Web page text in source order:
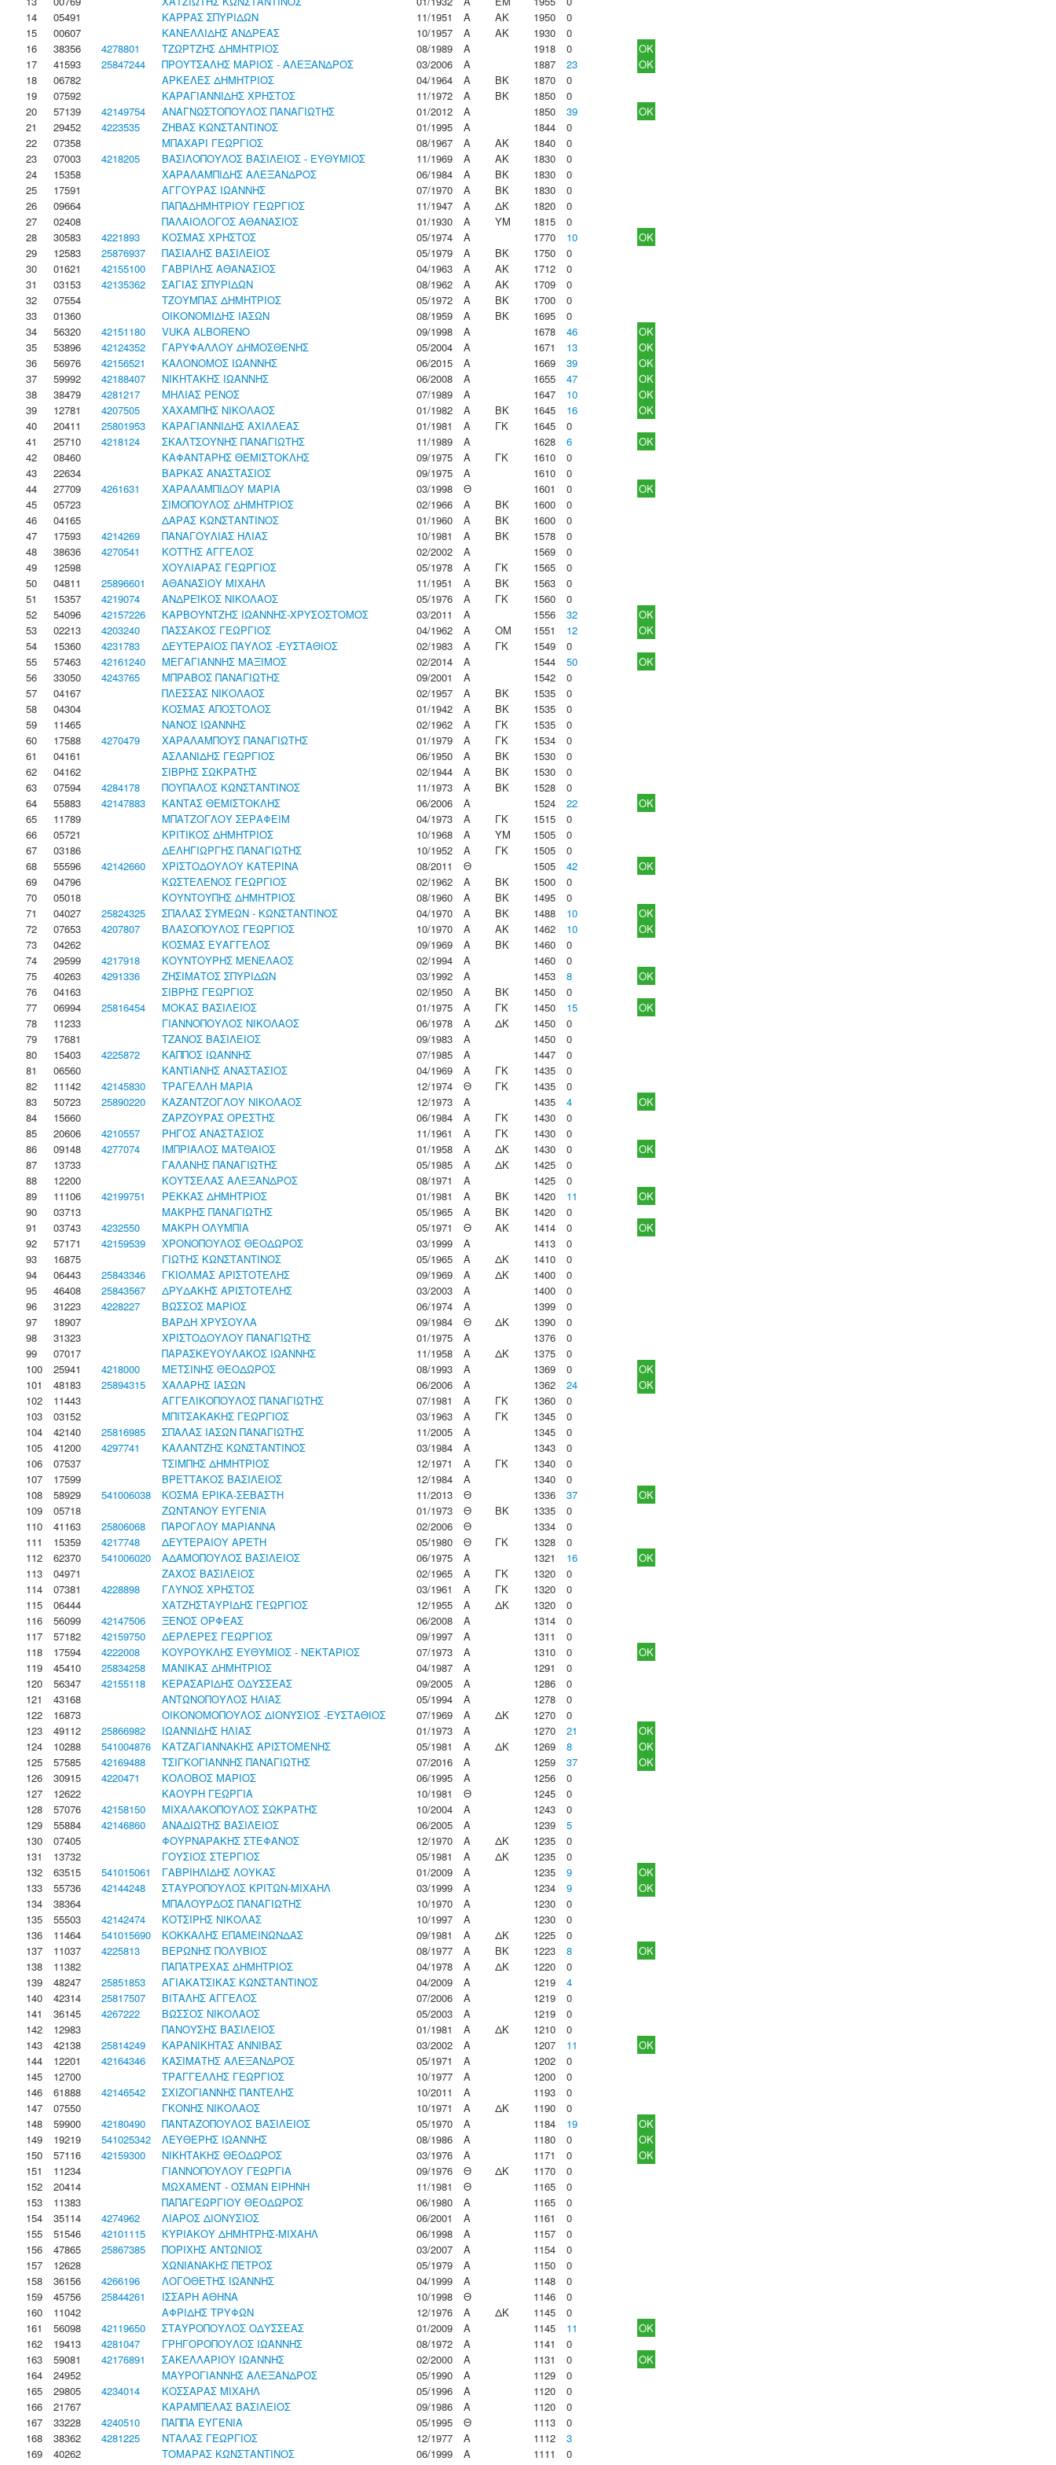
14
05491 ΚΑΡΡΑΣ ΣΠΥΡΙΔΩΝ 11/1951 Α ΑΚ 1950
0
15
00607 ΚΑΝΕΛΛΙΔΗΣ ΑΝΔΡΕΑΣ 10/1957 Α ΑΚ 1930
0
16
38356 4278801 ΤΖΩΡΤΖΗΣ ΔΗΜΗΤΡΙΟΣ 08/1989 Α 1918 0
OK
17
41593 25847244 ΠΡΟΥΤΣΑΛΗΣ ΜΑΡΙΟΣ - ΑΛΕΞΑΝΔΡΟΣ 03/2006 Α 1887 23
OK
18
06782 ΑΡΚΕΛΕΣ ΔΗΜΗΤΡΙΟΣ 04/1964 Α ΒΚ 1870
0
19
07592 ΚΑΡΑΓΙΑΝΝΙΔΗΣ ΧΡΗΣΤΟΣ 11/1972 Α ΒΚ 1850
0
20
57139 42149754 ΑΝΑΓΝΩΣΤΟΠΟΥΛΟΣ ΠΑΝΑΓΙΩΤΗΣ 01/2012 Α 1850 39
OK
21
29452 4223535 ΖΗΒΑΣ ΚΩΝΣΤΑΝΤΙΝΟΣ 01/1995 Α 1844
0
22
07358 ΜΠΑΧΑΡΙ ΓΕΩΡΓΙΟΣ 08/1967 Α ΑΚ 1840
0
23
07003 4218205 ΒΑΣΙΛΟΠΟΥΛΟΣ ΒΑΣΙΛΕΙΟΣ - ΕΥΘΥΜΙΟΣ 11/1969 Α ΑΚ 1830
0
24
15358 ΧΑΡΑΛΑΜΠΙΔΗΣ ΑΛΕΞΑΝΔΡΟΣ 06/1984 Α ΒΚ 1830
0
25
17591 ΑΓΓΟΥΡΑΣ ΙΩΑΝΝΗΣ 07/1970 Α ΒΚ 1830
0
26
09664 ΠΑΠΑΔΗΜΗΤΡΙΟΥ ΓΕΩΡΓΙΟΣ 11/1947 Α ΔΚ 1820
0
27
02408 ΠΑΛΑΙΟΛΟΓΟΣ ΑΘΑΝΑΣΙΟΣ 01/1930 Α ΥΜ 1815
0
28
30583 4221893 ΚΟΣΜΑΣ ΧΡΗΣΤΟΣ 05/1974 Α 1770 10
OK
29
12583 25876937 ΠΑΣΙΑΛΗΣ ΒΑΣΙΛΕΙΟΣ 05/1979 Α ΒΚ 1750
0
30
01621 42155100 ΓΑΒΡΙΛΗΣ ΑΘΑΝΑΣΙΟΣ 04/1963 Α ΑΚ 1712
0
31
03153 42135362 ΣΑΓΙΑΣ ΣΠΥΡΙΔΩΝ 08/1962 Α ΑΚ 1709
0
32
07554 ΤΖΟΥΜΠΑΣ ΔΗΜΗΤΡΙΟΣ 05/1972 Α ΒΚ 1700
0
33
01360 ΟΙΚΟΝΟΜΙΔΗΣ ΙΑΣΩΝ 08/1959 Α ΒΚ 1695
0
34
56320 42151180 VUKA ALBORENO 09/1998 Α 1678 46
OK
35
53896 42124352 ΓΑΡΥΦΑΛΛΟΥ ΔΗΜΟΣΘΕΝΗΣ 05/2004 Α 1671 13
OK
36
56976 42156521 ΚΑΛΟΝΟΜΟΣ ΙΩΑΝΝΗΣ 06/2015 Α 1669 39
OK
37
59992 42188407 ΝΙΚΗΤΑΚΗΣ ΙΩΑΝΝΗΣ 06/2008 Α 1655 47
OK
38
38479 4281217 ΜΗΛΙΑΣ ΡΕΝΟΣ 07/1989 Α 1647 10
OK
39
12781 4207505 ΧΑΧΑΜΠΗΣ ΝΙΚΟΛΑΟΣ 01/1982 Α ΒΚ 1645 16
OK
40
20411 25801953 ΚΑΡΑΓΙΑΝΝΙΔΗΣ ΑΧΙΛΛΕΑΣ 01/1981 Α ΓΚ 1645
0
41
25710 4218124 ΣΚΑΛΤΣΟΥΝΗΣ ΠΑΝΑΓΙΩΤΗΣ 11/1989 Α 1628 6
OK
42
08460 ΚΑΦΑΝΤΑΡΗΣ ΘΕΜΙΣΤΟΚΛΗΣ 09/1975 Α ΓΚ 1610
0
43
22634 ΒΑΡΚΑΣ ΑΝΑΣΤΑΣΙΟΣ 09/1975 Α 1610
0
44
27709 4261631 ΧΑΡΑΛΑΜΠΙΔΟΥ ΜΑΡΙΑ 03/1998 Θ 1601 0
OK
45
05723 ΣΙΜΟΠΟΥΛΟΣ ΔΗΜΗΤΡΙΟΣ 02/1966 Α ΒΚ 1600
0
46
04165 ΔΑΡΑΣ ΚΩΝΣΤΑΝΤΙΝΟΣ 01/1960 Α ΒΚ 1600
0
47
17593 4214269 ΠΑΝΑΓΟΥΛΙΑΣ ΗΛΙΑΣ 10/1981 Α ΒΚ 1578
0
48
38636 4270541 ΚΟΤΤΗΣ ΑΓΓΕΛΟΣ 02/2002 Α 1569
0
49
12598 ΧΟΥΛΙΑΡΑΣ ΓΕΩΡΓΙΟΣ 05/1978 Α ΓΚ 1565
0
50
04811 25896601 ΑΘΑΝΑΣΙΟΥ ΜΙΧΑΗΛ 11/1951 Α ΒΚ 1563
0
51
15357 4219074 ΑΝΔΡΕΪΚΟΣ ΝΙΚΟΛΑΟΣ 05/1976 Α ΓΚ 1560
0
52
54096 42157226 ΚΑΡΒΟΥΝΤΖΗΣ ΙΩΑΝΝΗΣ-ΧΡΥΣΟΣΤΟΜΟΣ 03/2011 Α 1556 32
OK
53
02213 4203240 ΠΑΣΣΑΚΟΣ ΓΕΩΡΓΙΟΣ 04/1962 Α ΟΜ 1551 12
OK
54
15360 4231783 ΔΕΥΤΕΡΑΙΟΣ ΠΑΥΛΟΣ -ΕΥΣΤΑΘΙΟΣ 02/1983 Α ΓΚ 1549
0
55
57463 42161240 ΜΕΓΑΓΙΑΝΝΗΣ ΜΑΞΙΜΟΣ 02/2014 Α 1544 50
OK
56
33050 4243765 ΜΠΡΑΒΟΣ ΠΑΝΑΓΙΩΤΗΣ 09/2001 Α 1542
0
57
04167 ΠΛΕΣΣΑΣ ΝΙΚΟΛΑΟΣ 02/1957 Α ΒΚ 1535
0
58
04304 ΚΟΣΜΑΣ ΑΠΟΣΤΟΛΟΣ 01/1942 Α ΒΚ 1535
0
59
11465 ΝΑΝΟΣ ΙΩΑΝΝΗΣ 02/1962 Α ΓΚ 1535
0
60
17588 4270479 ΧΑΡΑΛΑΜΠΟΥΣ ΠΑΝΑΓΙΩΤΗΣ 01/1979 Α ΓΚ 1534
0
61
04161 ΑΣΛΑΝΙΔΗΣ ΓΕΩΡΓΙΟΣ 06/1950 Α ΒΚ 1530
0
62
04162 ΣΙΒΡΗΣ ΣΩΚΡΑΤΗΣ 02/1944 Α ΒΚ 1530
0
63
07594 4284178 ΠΟΥΠΑΛΟΣ ΚΩΝΣΤΑΝΤΙΝΟΣ 11/1973 Α ΒΚ 1528
0
64
55883 42147883 ΚΑΝΤΑΣ ΘΕΜΙΣΤΟΚΛΗΣ 06/2006 Α 1524 22
OK
65
11789 ΜΠΑΤΖΟΓΛΟΥ ΣΕΡΑΦΕΙΜ 04/1973 Α ΓΚ 1515
0
66
05721 ΚΡΙΤΙΚΟΣ ΔΗΜΗΤΡΙΟΣ 10/1968 Α ΥΜ 1505
0
67
03186 ΔΕΛΗΓΙΩΡΓΗΣ ΠΑΝΑΓΙΩΤΗΣ 10/1952 Α ΓΚ 1505
0
68
55596 42142660 ΧΡΙΣΤΟΔΟΥΛΟΥ ΚΑΤΕΡΙΝΑ 08/2011 Θ 1505 42
OK
69
04796 ΚΩΣΤΕΛΕΝΟΣ ΓΕΩΡΓΙΟΣ 02/1962 Α ΒΚ 1500
0
70
05018 ΚΟΥΝΤΟΥΠΗΣ ΔΗΜΗΤΡΙΟΣ 08/1960 Α ΒΚ 1495
0
71
04027 25824325 ΣΠΑΛΑΣ ΣΥΜΕΩΝ - ΚΩΝΣΤΑΝΤΙΝΟΣ 04/1970 Α ΒΚ 1488 10
OK
72
07653 4207807 ΒΛΑΣΟΠΟΥΛΟΣ ΓΕΩΡΓΙΟΣ 10/1970 Α ΑΚ 1462 10
OK
73
04262 ΚΟΣΜΑΣ ΕΥΑΓΓΕΛΟΣ 09/1969 Α ΒΚ 1460
0
74
29599 4217918 ΚΟΥΝΤΟΥΡΗΣ ΜΕΝΕΛΑΟΣ 02/1994 Α 1460
0
75
40263 4291336 ΖΗΣΙΜΑΤΟΣ ΣΠΥΡΙΔΩΝ 03/1992 Α 1453 8
OK
76
04163 ΣΙΒΡΗΣ ΓΕΩΡΓΙΟΣ 02/1950 Α ΒΚ 1450
0
77
06994 25816454 ΜΟΚΑΣ ΒΑΣΙΛΕΙΟΣ 01/1975 Α ΓΚ 1450 15
OK
78
11233 ΓΙΑΝΝΟΠΟΥΛΟΣ ΝΙΚΟΛΑΟΣ 06/1978 Α ΔΚ 1450
0
79
17681 ΤΖΑΝΟΣ ΒΑΣΙΛΕΙΟΣ 09/1983 Α 1450
0
80
15403 4225872 ΚΑΠΠΟΣ ΙΩΑΝΝΗΣ 07/1985 Α 1447
0
81
06560 ΚΑΝΤΙΑΝΗΣ ΑΝΑΣΤΑΣΙΟΣ 04/1969 Α ΓΚ 1435
0
82
11142 42145830 ΤΡΑΓΕΛΛΗ ΜΑΡΙΑ 12/1974 Θ ΓΚ 1435
0
83
50723 25890220 ΚΑΖΑΝΤΖΟΓΛΟΥ ΝΙΚΟΛΑΟΣ 12/1973 Α 1435 4
OK
84
15660 ΖΑΡΖΟΥΡΑΣ ΟΡΕΣΤΗΣ 06/1984 Α ΓΚ 1430
0
85
20606 4210557 ΡΗΓΟΣ ΑΝΑΣΤΑΣΙΟΣ 11/1961 Α ΓΚ 1430
0
86
09148 4277074 ΙΜΠΡΙΑΛΟΣ ΜΑΤΘΑΙΟΣ 01/1958 Α ΔΚ 1430 0
OK
87
13733 ΓΑΛΑΝΗΣ ΠΑΝΑΓΙΩΤΗΣ 05/1985 Α ΔΚ 1425
0
88
12200 ΚΟΥΤΣΕΛΑΣ ΑΛΕΞΑΝΔΡΟΣ 08/1971 Α 1425
0
89
11106 42199751 ΡΕΚΚΑΣ ΔΗΜΗΤΡΙΟΣ 01/1981 Α ΒΚ 1420 11
OK
90
03713 ΜΑΚΡΗΣ ΠΑΝΑΓΙΩΤΗΣ 05/1965 Α ΒΚ 1420
0
91
03743 4232550 ΜΑΚΡΗ ΟΛΥΜΠΙΑ 05/1971 Θ ΑΚ 1414 0
OK
92
57171 42159539 ΧΡΟΝΟΠΟΥΛΟΣ ΘΕΟΔΩΡΟΣ 03/1999 Α 1413
0
93
16875 ΓΙΩΤΗΣ ΚΩΝΣΤΑΝΤΙΝΟΣ 05/1965 Α ΔΚ 1410
0
94
06443 25843346 ΓΚΙΟΛΜΑΣ ΑΡΙΣΤΟΤΕΛΗΣ 09/1969 Α ΔΚ 1400
0
95
46408 25843567 ΔΡΥΔΑΚΗΣ ΑΡΙΣΤΟΤΕΛΗΣ 03/2003 Α 1400
0
96
31223 4228227 ΒΩΣΣΟΣ ΜΑΡΙΟΣ 06/1974 Α 1399
0
97
18907 ΒΑΡΔΗ ΧΡΥΣΟΥΛΑ 09/1984 Θ ΔΚ 1390
0
98
31323 ΧΡΙΣΤΟΔΟΥΛΟΥ ΠΑΝΑΓΙΩΤΗΣ 01/1975 Α 1376
0
99
07017 ΠΑΡΑΣΚΕΥΟΥΛΑΚΟΣ ΙΩΑΝΝΗΣ 11/1958 Α ΔΚ 1375
0
100
25941 4218000 ΜΕΤΣΙΝΗΣ ΘΕΟΔΩΡΟΣ 08/1993 Α 1369 0
OK
101
48183 25894315 ΧΑΛΑΡΗΣ ΙΑΣΩΝ 06/2006 Α 1362 24
OK
102
11443 ΑΓΓΕΛΙΚΟΠΟΥΛΟΣ ΠΑΝΑΓΙΩΤΗΣ 07/1981 Α ΓΚ 1360
0
103
03152 ΜΠΙΤΣΑΚΑΚΗΣ ΓΕΩΡΓΙΟΣ 03/1963 Α ΓΚ 1345
0
104
42140 25816985 ΣΠΑΛΑΣ ΙΑΣΩΝ ΠΑΝΑΓΙΩΤΗΣ 11/2005 Α 1345
0
105
41200 4297741 ΚΑΛΑΝΤΖΗΣ ΚΩΝΣΤΑΝΤΙΝΟΣ 03/1984 Α 1343
0
106
07537 ΤΣΙΜΠΗΣ ΔΗΜΗΤΡΙΟΣ 12/1971 Α ΓΚ 1340
0
107
17599 ΒΡΕΤΤΑΚΟΣ ΒΑΣΙΛΕΙΟΣ 12/1984 Α 1340
0
108
58929 541006038 ΚΟΣΜΑ ΕΡΙΚΑ-ΣΕΒΑΣΤΗ 11/2013 Θ 1336 37
OK
109
05718 ΖΩΝΤΑΝΟΥ ΕΥΓΕΝΙΑ 01/1973 Θ ΒΚ 1335
0
110
41163 25806068 ΠΑΡΟΓΛΟΥ ΜΑΡΙΑΝΝΑ 02/2006 Θ 1334
0
111
15359 4217748 ΔΕΥΤΕΡΑΙΟΥ ΑΡΕΤΗ 05/1980 Θ ΓΚ 1328
0
112
62370 541006020 ΑΔΑΜΟΠΟΥΛΟΣ ΒΑΣΙΛΕΙΟΣ 06/1975 Α 1321 16
OK
113
04971 ΖΑΧΟΣ ΒΑΣΙΛΕΙΟΣ 02/1965 Α ΓΚ 1320
0
114
07381 4228898 ΓΛΥΝΟΣ ΧΡΗΣΤΟΣ 03/1961 Α ΓΚ 1320
0
115
06444 ΧΑΤΖΗΣΤΑΥΡΙΔΗΣ ΓΕΩΡΓΙΟΣ 12/1955 Α ΔΚ 1320
0
116
56099 42147506 ΞΕΝΟΣ ΟΡΦΕΑΣ 06/2008 Α 1314
0
117
57182 42159750 ΔΕΡΛΕΡΕΣ ΓΕΩΡΓΙΟΣ 09/1997 Α 1311
0
118
17594 4222008 ΚΟΥΡΟΥΚΛΗΣ ΕΥΘΥΜΙΟΣ - ΝΕΚΤΑΡΙΟΣ 07/1973 Α 1310 0
OK
119
45410 25834258 ΜΑΝΙΚΑΣ ΔΗΜΗΤΡΙΟΣ 04/1987 Α 1291
0
120
56347 42155118 ΚΕΡΑΣΑΡΙΔΗΣ ΟΔΥΣΣΕΑΣ 09/2005 Α 1286
0
121
43168 ΑΝΤΩΝΟΠΟΥΛΟΣ ΗΛΙΑΣ 05/1994 Α 1278
0
122
16873 ΟΙΚΟΝΟΜΟΠΟΥΛΟΣ ΔΙΟΝΥΣΙΟΣ -ΕΥΣΤΑΘΙΟΣ 07/1969 Α ΔΚ 1270
0
123
49112 25866982 ΙΩΑΝΝΙΔΗΣ ΗΛΙΑΣ 01/1973 Α 1270 21
OK
124
10288 541004876 ΚΑΤΖΑΓΙΑΝΝΑΚΗΣ ΑΡΙΣΤΟΜΕΝΗΣ 05/1981 Α ΔΚ 1269 8
OK
125
57585 42169488 ΤΣΙΓΚΟΓΙΑΝΝΗΣ ΠΑΝΑΓΙΩΤΗΣ 07/2016 Α 1259 37
OK
126
30915 4220471 ΚΟΛΟΒΟΣ ΜΑΡΙΟΣ 06/1995 Α 1256
0
127
12622 ΚΑΟΥΡΗ ΓΕΩΡΓΙΑ 10/1981 Θ 1245
0
128
57076 42158150 ΜΙΧΑΛΑΚΟΠΟΥΛΟΣ ΣΩΚΡΑΤΗΣ 10/2004 Α 1243
0
129
55884 42146860 ΑΝΑΔΙΩΤΗΣ ΒΑΣΙΛΕΙΟΣ 06/2005 Α 1239
5
130
07405 ΦΟΥΡΝΑΡΑΚΗΣ ΣΤΕΦΑΝΟΣ 12/1970 Α ΔΚ 1235
0
131
13732 ΓΟΥΣΙΟΣ ΣΤΕΡΓΙΟΣ 05/1981 Α ΔΚ 1235
0
132
63515 541015061 ΓΑΒΡΙΗΛΙΔΗΣ ΛΟΥΚΑΣ 01/2009 Α 1235 9
OK
133
55736 42144248 ΣΤΑΥΡΟΠΟΥΛΟΣ ΚΡΙΤΩΝ-ΜΙΧΑΗΛ 03/1999 Α 1234 9
OK
134
38364 ΜΠΑΛΟΥΡΔΟΣ ΠΑΝΑΓΙΩΤΗΣ 10/1970 Α 1230
0
135
55503 42142474 ΚΟΤΣΙΡΗΣ ΝΙΚΟΛΑΣ 10/1997 Α 1230
0
136
11464 541015690 ΚΟΚΚΑΛΗΣ ΕΠΑΜΕΙΝΩΝΔΑΣ 09/1981 Α ΔΚ 1225
0
137
11037 4225813 ΒΕΡΩΝΗΣ ΠΟΛΥΒΙΟΣ 08/1977 Α ΒΚ 1223 8
OK
138
11382 ΠΑΠΑΤΡΕΧΑΣ ΔΗΜΗΤΡΙΟΣ 04/1978 Α ΔΚ 1220
0
139
48247 25851853 ΑΓΙΑΚΑΤΣΙΚΑΣ ΚΩΝΣΤΑΝΤΙΝΟΣ 04/2009 Α 1219
4
140
42314 25817507 ΒΙΤΑΛΗΣ ΑΓΓΕΛΟΣ 07/2006 Α 1219
0
141
36145 4267222 ΒΩΣΣΟΣ ΝΙΚΟΛΑΟΣ 05/2003 Α 1219
0
142
12983 ΠΑΝΟΥΣΗΣ ΒΑΣΙΛΕΙΟΣ 01/1981 Α ΔΚ 1210
0
143
42138 25814249 ΚΑΡΑΝΙΚΗΤΑΣ ΑΝΝΙΒΑΣ 03/2002 Α 1207 11
OK
144
12201 42164346 ΚΑΣΙΜΑΤΗΣ ΑΛΕΞΑΝΔΡΟΣ 05/1971 Α 1202
0
145
12700 ΤΡΑΓΓΕΛΛΗΣ ΓΕΩΡΓΙΟΣ 10/1977 Α 1200
0
146
61888 42146542 ΣΧΙΖΟΓΙΑΝΝΗΣ ΠΑΝΤΕΛΗΣ 10/2011 Α 1193
0
147
07550 ΓΚΟΝΗΣ ΝΙΚΟΛΑΟΣ 10/1971 Α ΔΚ 1190
0
148
59900 42180490 ΠΑΝΤΑΖΟΠΟΥΛΟΣ ΒΑΣΙΛΕΙΟΣ 05/1970 Α 1184 19
OK
149
19219 541025342 ΛΕΥΘΕΡΗΣ ΙΩΑΝΝΗΣ 08/1986 Α 1180 0
OK
150
57116 42159300 ΝΙΚΗΤΑΚΗΣ ΘΕΟΔΩΡΟΣ 03/1976 Α 1171 0
OK
151
11234 ΓΙΑΝΝΟΠΟΥΛΟΥ ΓΕΩΡΓΙΑ 09/1976 Θ ΔΚ 1170
0
152
20414 ΜΩΧΑΜΕΝΤ - ΟΣΜΑΝ ΕΙΡΗΝΗ 11/1981 Θ 1165
0
153
11383 ΠΑΠΑΓΕΩΡΓΙΟΥ ΘΕΟΔΩΡΟΣ 06/1980 Α 1165
0
154
35114 4274962 ΛΙΑΡΟΣ ΔΙΟΝΥΣΙΟΣ 06/2001 Α 1161
0
155
51546 42101115 ΚΥΡΙΑΚΟΥ ΔΗΜΗΤΡΗΣ-ΜΙΧΑΗΛ 06/1998 Α 1157
0
156
47865 25867385 ΠΟΡΙΧΗΣ ΑΝΤΩΝΙΟΣ 03/2007 Α 1154
0
157
12628 ΧΩΝΙΑΝΑΚΗΣ ΠΕΤΡΟΣ 05/1979 Α 1150
0
158
36156 4266196 ΛΟΓΟΘΕΤΗΣ ΙΩΑΝΝΗΣ 04/1999 Α 1148
0
159
45756 25844261 ΙΣΣΑΡΗ ΑΘΗΝΑ 10/1998 Θ 1146
0
160
11042 ΑΦΡΙΔΗΣ ΤΡΥΦΩΝ 12/1976 Α ΔΚ 1145
0
161
56098 42119650 ΣΤΑΥΡΟΠΟΥΛΟΣ ΟΔΥΣΣΕΑΣ 01/2009 Α 1145 11
OK
162
19413 4281047 ΓΡΗΓΟΡΟΠΟΥΛΟΣ ΙΩΑΝΝΗΣ 08/1972 Α 1141
0
163
59081 42176891 ΣΑΚΕΛΛΑΡΙΟΥ ΙΩΑΝΝΗΣ 02/2000 Α 1131 0
OK
164
24952 ΜΑΥΡΟΓΙΑΝΝΗΣ ΑΛΕΞΑΝΔΡΟΣ 05/1990 Α 1129
0
165
29805 4234014 ΚΟΣΣΑΡΑΣ ΜΙΧΑΗΛ 05/1996 Α 1120
0
166
21767 ΚΑΡΑΜΠΕΛΑΣ ΒΑΣΙΛΕΙΟΣ 09/1986 Α 1120
0
167
33228 4240510 ΠΑΠΠΑ ΕΥΓΕΝΙΑ 05/1995 Θ 1113
0
168
38362 4281225 ΝΤΑΛΑΣ ΓΕΩΡΓΙΟΣ 12/1977 Α 1112
3
169
40262 ΤΟΜΑΡΑΣ ΚΩΝΣΤΑΝΤΙΝΟΣ 06/1999 Α 1111
0